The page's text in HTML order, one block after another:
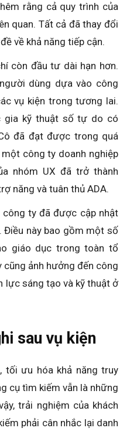
rằng cả quy trình của
quan. Tất cả đã thay đổi
về khả năng tiếp cận.
còn đầu tư dài hạn hơn.
dùng dựa vào công
vụ kiện trong tương lai.
gia kỹ thuật số tự do có
đã đạt được trong quá
công ty doanh nghiệp
nhóm UX đã trở thành
năng và tuân thủ ADA.
công ty đã được cập nhật
Điều này bao gồm một số
giáo dục trong toàn tổ
cũng ảnh hưởng đến công
lực sáng tạo và kỹ thuật ở
sau vụ kiện
tối ưu hóa khả năng truy
cụ tìm kiếm vẫn là những
trải nghiệm của khách
phải cân nhắc lại danh